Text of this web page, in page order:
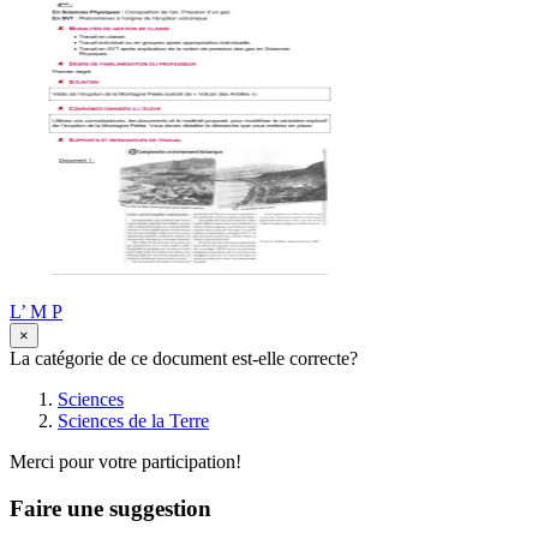
L’ M P
×
La catégorie de ce document est-elle correcte?
Sciences
Sciences de la Terre
Merci pour votre participation!
Faire une suggestion